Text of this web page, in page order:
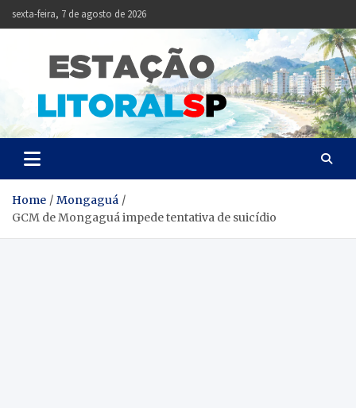
to
sexta-feira, 7 de agosto de 2026
Estação
Litoral
Notícias da Baixada
Santista
Home
Mongaguá
GCM de Mongaguá impede tentativa de suicídio